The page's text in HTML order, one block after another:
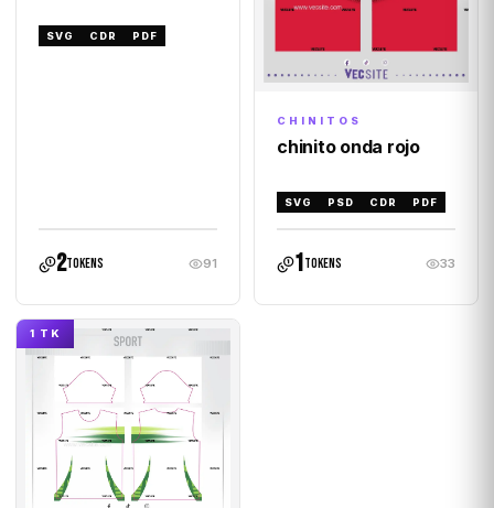
SVG CDR PDF
2tokens 91
CHINITOS
chinito onda rojo
SVG PSD CDR PDF
1tokens 33
1 TK